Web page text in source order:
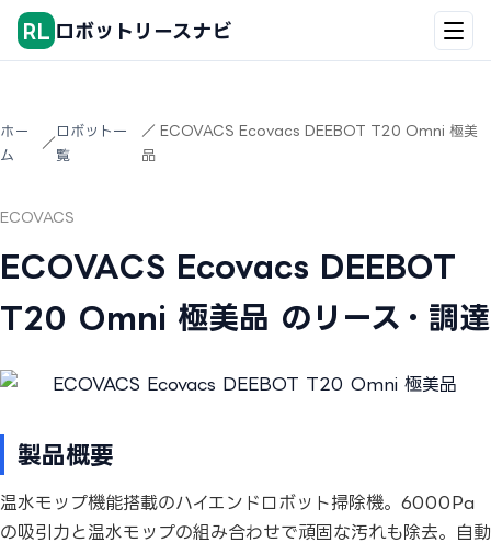
RL ロボットリースナビ
ホー
ム
／
ロボット一
覧
／ ECOVACS Ecovacs DEEBOT T20 Omni 極美
品
ECOVACS
ECOVACS Ecovacs DEEBOT
T20 Omni 極美品 のリース・調達
製品概要
温水モップ機能搭載のハイエンドロボット掃除機。6000Pa
の吸引力と温水モップの組み合わせで頑固な汚れも除去。自動